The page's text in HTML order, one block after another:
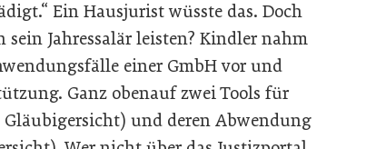
Ein Hausjurist wüsste das. Doch
Jahressalär leisten? Kindler nahm
einer GmbH vor und
Ganz obenauf zwei Tools für
und deren Abwendung